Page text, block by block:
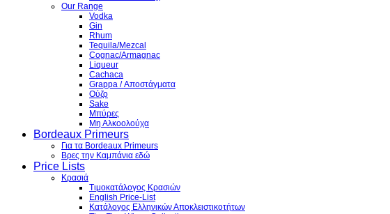
Our Range
Vodka
Gin
Rhum
Tequila/Mezcal
Cognac/Armagnac
Liqueur
Cachaca
Grappa / Αποστάγματα
Ούζο
Sake
Μπύρες
Μη Αλκοολούχα
Bordeaux Primeurs
Για τα Bordeaux Primeurs
Βρες την Καμπάνια εδώ
Price Lists
Κρασιά
Τιμοκατάλογος Κρασιών
English Price-List
Κατάλογος Ελληνικών Αποκλειστικοτήτων